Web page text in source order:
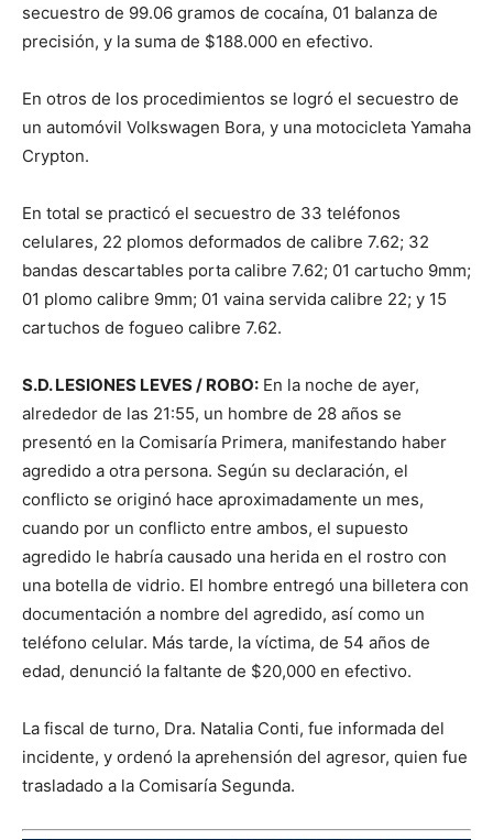
secuestro de 99.06 gramos de cocaína, 01 balanza de
precisión, y la suma de $188.000 en efectivo.
En otros de los procedimientos se logró el secuestro de
un automóvil Volkswagen Bora, y una motocicleta Yamaha
Crypton.
En total se practicó el secuestro de 33 teléfonos
celulares, 22 plomos deformados de calibre 7.62; 32
bandas descartables porta calibre 7.62; 01 cartucho 9mm;
01 plomo calibre 9mm; 01 vaina servida calibre 22; y 15
cartuchos de fogueo calibre 7.62.
S.D. LESIONES LEVES / ROBO: En la noche de ayer,
alrededor de las 21:55, un hombre de 28 años se
presentó en la Comisaría Primera, manifestando haber
agredido a otra persona. Según su declaración, el
conflicto se originó hace aproximadamente un mes,
cuando por un conflicto entre ambos, el supuesto
agredido le habría causado una herida en el rostro con
una botella de vidrio. El hombre entregó una billetera con
documentación a nombre del agredido, así como un
teléfono celular. Más tarde, la víctima, de 54 años de
edad, denunció la faltante de $20,000 en efectivo.
La fiscal de turno, Dra. Natalia Conti, fue informada del
incidente, y ordenó la aprehensión del agresor, quien fue
trasladado a la Comisaría Segunda.